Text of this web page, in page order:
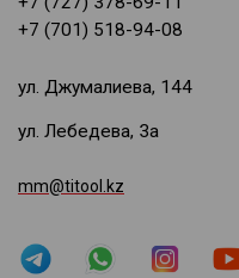
+7 (701) 518-94-08
ул. Джумалиева, 144
ул. Лебедева, 3а
mm@titool.kz